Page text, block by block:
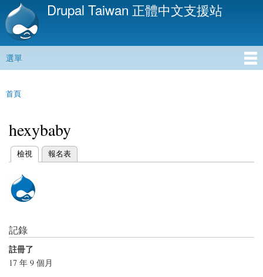
移
內
Drupal Taiwan 正體中文支援站
主選單
選單
您在這裡
首頁
hexybaby
主要索引標籤
檢視
(作用中頁籤) 報名表
記錄
註冊了
17 年 9 個月